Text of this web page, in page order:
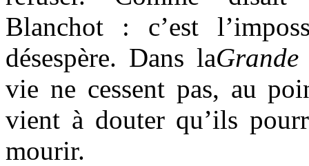
Blanchot : c’est
désespère. Dans la
vie ne cessent pas, au
vient à douter qu’ils
mourir.